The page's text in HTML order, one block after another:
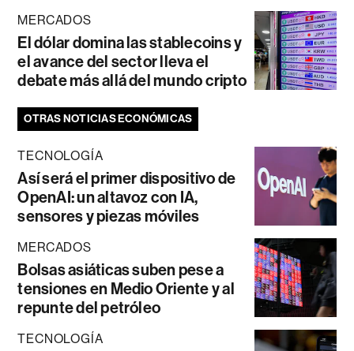
MERCADOS
El dólar domina las stablecoins y
el avance del sector lleva el
debate más allá del mundo cripto
OTRAS NOTICIAS ECONÓMICAS
TECNOLOGÍA
Así será el primer dispositivo de
OpenAI: un altavoz con IA,
sensores y piezas móviles
MERCADOS
Bolsas asiáticas suben pese a
tensiones en Medio Oriente y al
repunte del petróleo
TECNOLOGÍA